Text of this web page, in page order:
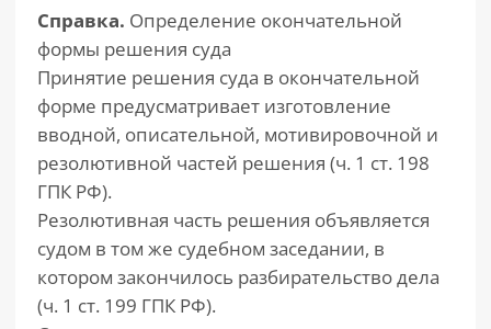
Справка. Определение окончательной
формы решения суда
Принятие решения суда в окончательной
форме предусматривает изготовление
вводной, описательной, мотивировочной и
резолютивной частей решения (ч. 1 ст. 198
ГПК РФ).
Резолютивная часть решения объявляется
судом в том же судебном заседании, в
котором закончилось разбирательство дела
(ч. 1 ст. 199 ГПК РФ).